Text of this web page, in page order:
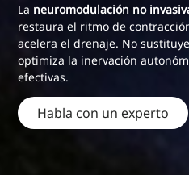
La neuromodulación no
restaura el ritmo de
acelera el drenaje. No
optimiza la inervación
efectivas.
Habla con un experto